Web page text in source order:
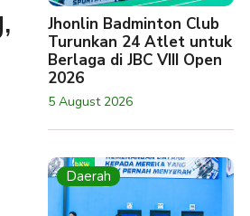
Jhonlin Badminton Club
Turunkan 24 Atlet untuk
Berlaga di JBC VIII Open
2026
5 August 2026
Daerah